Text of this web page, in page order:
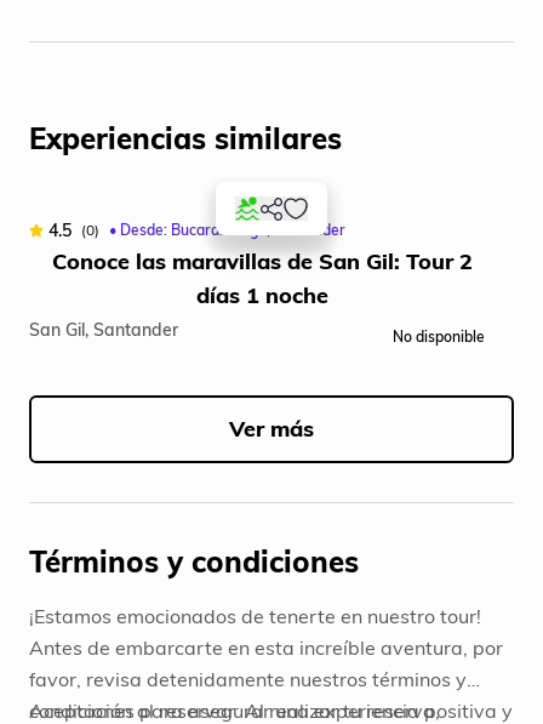
Experiencias similares
4.5 (0) • Desde: Bucaramanga, Santander
Conoce las maravillas de San Gil: Tour 2
días 1 noche
San Gil, Santander No disponible
1
5
Ver más
Términos y condiciones
¡Estamos emocionados de tenerte en nuestro tour!
Antes de embarcarte en esta increíble aventura, por
favor, revisa detenidamente nuestros términos y
condiciones para asegurar una experiencia positiva y
Aceptación al reservar: Al realizar tu reserva,